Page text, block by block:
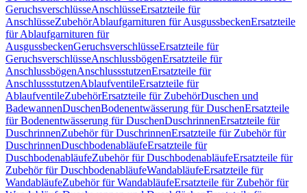
GeruchsverschlüsseAnschlüsseErsatzteile für
AnschlüsseZubehörAblaufgarnituren für AusgussbeckenErsatzteile
für Ablaufgarnituren für
AusgussbeckenGeruchsverschlüsseErsatzteile für
GeruchsverschlüsseAnschlussbögenErsatzteile für
AnschlussbögenAnschlussstutzenErsatzteile für
AnschlussstutzenAblaufventileErsatzteile für
AblaufventileZubehörErsatzteile für ZubehörDuschen und
BadewannenDuschenBodenentwässerung für DuschenErsatzteile
für Bodenentwässerung für DuschenDuschrinnenErsatzteile für
DuschrinnenZubehör für DuschrinnenErsatzteile für Zubehör für
DuschrinnenDuschbodenabläufeErsatzteile für
DuschbodenabläufeZubehör für DuschbodenabläufeErsatzteile für
Zubehör für DuschbodenabläufeWandabläufeErsatzteile für
WandabläufeZubehör für WandabläufeErsatzteile für Zubehör für